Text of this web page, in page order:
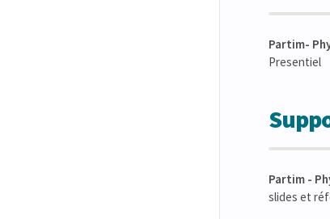
Partim-
Presentiel
Partim -
slides et